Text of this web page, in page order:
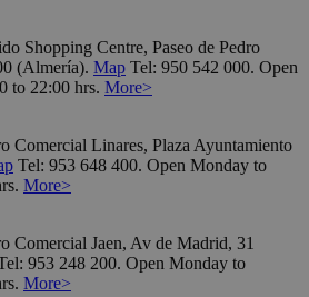
Shopping Centre, Paseo de Pedro
(Almería). Map Tel: 950 542 000. Open
to 22:00 hrs. More>
Comercial Linares, Plaza Ayuntamiento
Tel: 953 648 400. Open Monday to
More>
Comercial Jaen, Av de Madrid, 31
953 248 200. Open Monday to
More>